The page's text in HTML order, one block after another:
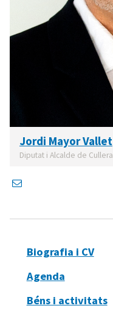
Jordi Mayor Vallet
Diputat i Alcalde de Cullera
Biografia i CV
Agenda
Béns i activitats